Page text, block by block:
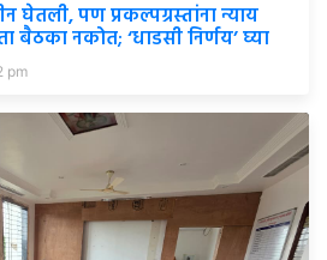
घेतली, पण प्रकल्पग्रस्तांना न्याय
नकोत; ‘धाडसी निर्णय’ घ्या
pm